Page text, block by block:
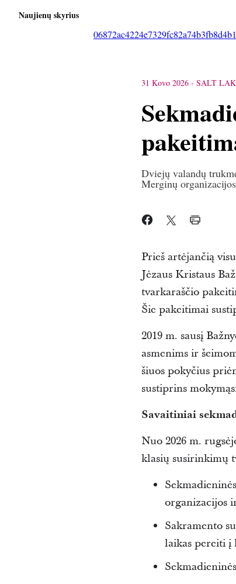
Naujienų skyrius
31 Kovo 2026 - SALT
Dviejų valandų
Merginų
Prieš artėjančią
Jėzaus Kristaus
tvarkaraščio
Šie pakeitimai
2019 m. sausį
asmenims ir
šiuos pokyčius
sustiprins
Savaitiniai
Nuo 2026 m.
klasių susirinkimų
organizacijos
Sakramento
laikas pereiti į